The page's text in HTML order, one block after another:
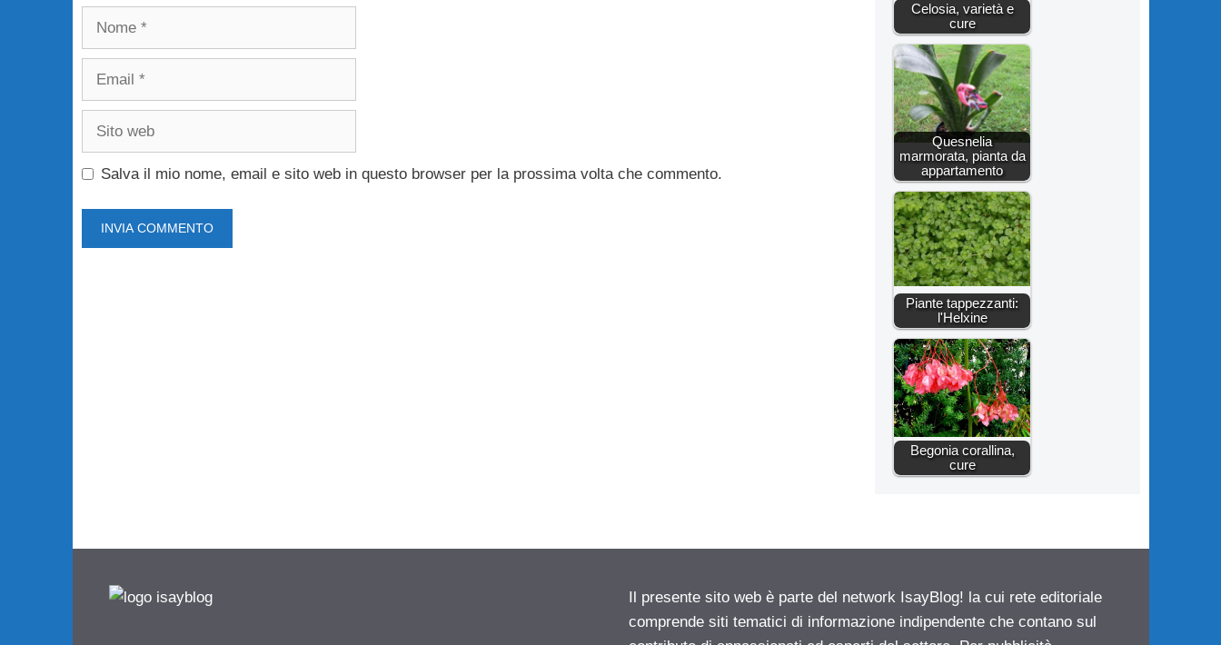
Nome
Email
Sito
Salva il mio nome, email e sito web in questo browser per la prossima volta che commento.
Celosia, varietà e
cure
Quesnelia
marmorata, pianta da
appartamento
Piante tappezzanti:
l'Helxine
Begonia corallina,
cure
Il presente sito web è parte del network IsayBlog! la cui rete editoriale
comprende siti tematici di informazione indipendente che contano sul